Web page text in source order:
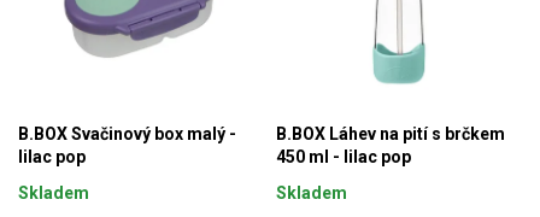
B.BOX Svačinový box malý -
lilac pop
Skladem
B.BOX Láhev na pití s brčkem
450 ml - lilac pop
Skladem